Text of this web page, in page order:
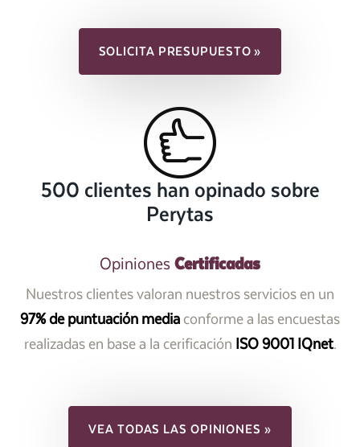
SOLICITA PRESUPUESTO »
500 clientes han opinado sobre
Perytas
Opiniones Certificadas
Nuestros clientes valoran nuestros servicios en un
97% de puntuación mediaconforme a las encuestas
realizadas en base a la cerificación ISO 9001 IQnet.
VEA TODAS LAS OPINIONES »